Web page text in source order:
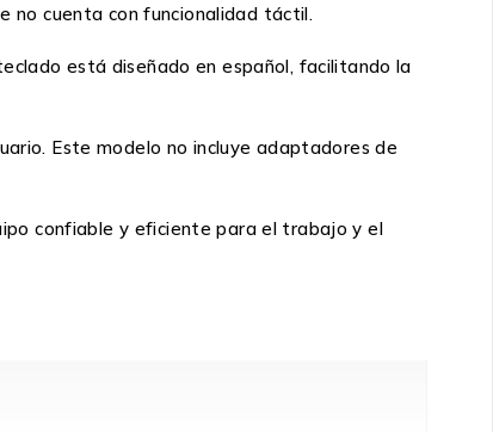
no cuenta con funcionalidad táctil.
está diseñado en español, facilitando la
Este modelo no incluye adaptadores de
confiable y eficiente para el trabajo y el